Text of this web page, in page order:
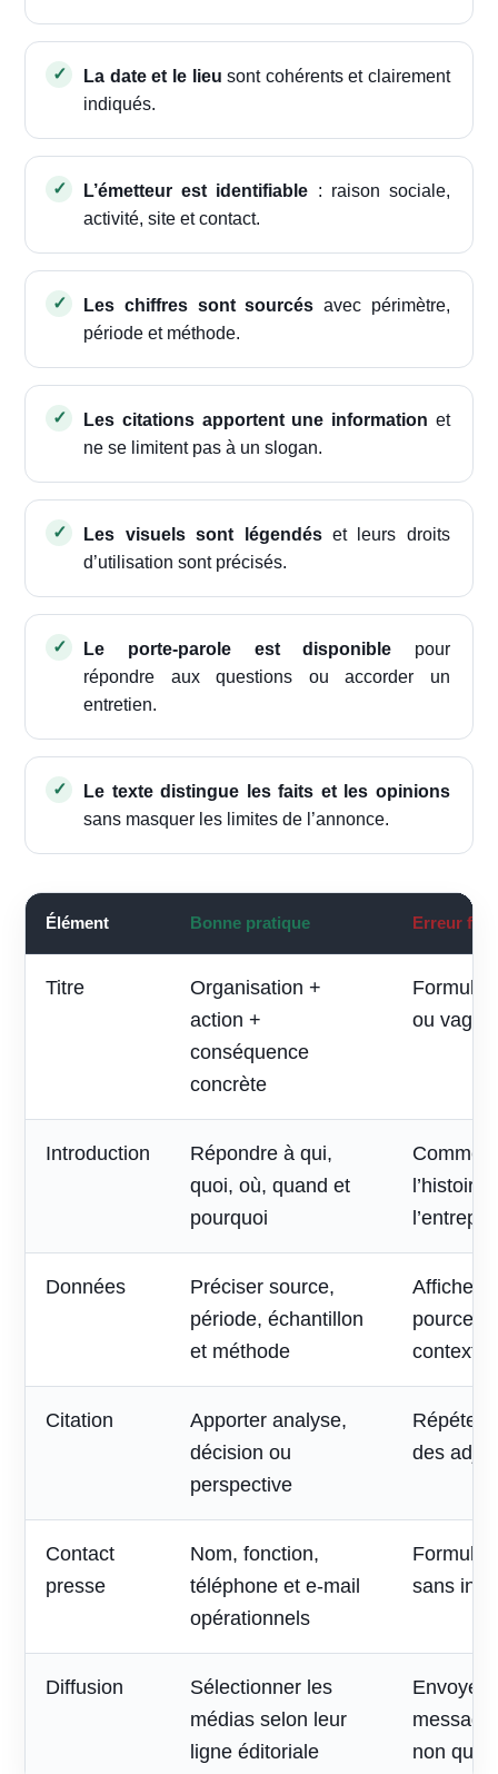
La date et le lieu sont cohérents et clairement
indiqués.
L’émetteur est identifiable : raison sociale,
activité, site et contact.
Les chiffres sont sourcés avec périmètre,
période et méthode.
Les citations apportent une information et
ne se limitent pas à un slogan.
Les visuels sont légendéset leurs droits
d’utilisation sont précisés.
Le porte-parole est disponible pour
répondre aux questions ou accorder un
entretien.
Le texte distingue les faits et les opinions
sans masquer les limites de l’annonce.
Élément Bonne pratique Erreur
Titre
Organisation +
action +
conséquence
concrète
Formule
ou vague
Introduction
Répondre à qui,
quoi, où, quand et
pourquoi
Données
Préciser source,
période, échantillon
et méthode
Afficher
contexte
Citation
Apporter analyse,
décision ou
perspective
Répéter
des
Contact
presse
Nom, fonction,
téléphone et e-mail
opérationnels
sans
Diffusion
Sélectionner les
médias selon leur
ligne éditoriale
Envoyer
non